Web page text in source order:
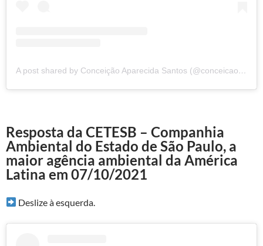
A post shared by Conceição Aparecida Santos (@conceicao.a.santos)
Resposta da CETESB – Companhia
Ambiental do Estado de São Paulo, a
maior agência ambiental da América
Latina em 07/10/2021
Deslize à esquerda.